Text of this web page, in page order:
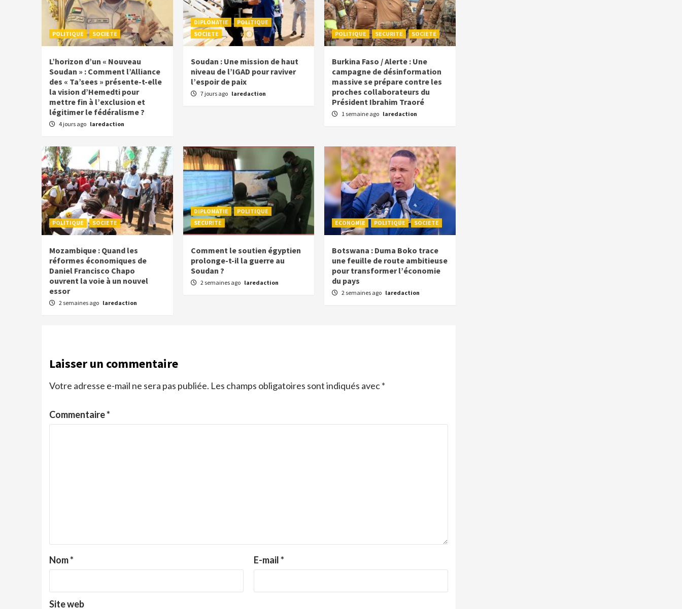
POLITIQUE SOCIETE
L’horizon d’un « Nouveau
Soudan » : Comment l’Alliance
des « Ta’sees » présente-t-elle
la vision d’Hemedti pour
mettre fin à l’exclusion et
légitimer le fédéralisme ?
4 jours ago laredaction
DIPLOMATIE
POLITIQUE
SOCIETE
Soudan : Une mission de haut
niveau de l’IGAD pour raviver
l’espoir de paix
7 jours ago laredaction
POLITIQUE SECURITE SOCIETE
Burkina Faso / Alerte : Une
campagne de désinformation
massive se prépare contre les
proches collaborateurs du
Président Ibrahim Traoré
1 semaine ago laredaction
POLITIQUE SOCIETE
Mozambique : Quand les
réformes économiques de
Daniel Francisco Chapo
ouvrent la voie à un nouvel
essor
2 semaines ago laredaction
DIPLOMATIE
POLITIQUE
SECURITE
Comment le soutien égyptien
prolonge-t-il la guerre au
Soudan ?
2 semaines ago laredaction
ECONOMIE POLITIQUE SOCIETE
Botswana : Duma Boko trace
une feuille de route ambitieuse
pour transformer l’économie
du pays
2 semaines ago laredaction
Laisser un commentaire
Votre adresse e-mail ne sera pas publiée. Les champs obligatoires sont indiqués avec*
Commentaire*
Nom* E-mail*
Site web